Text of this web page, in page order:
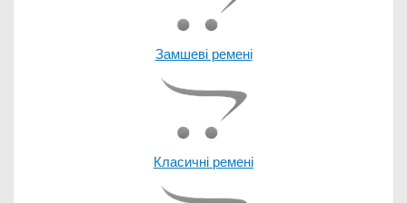
Замшеві ремені
Класичні ремені